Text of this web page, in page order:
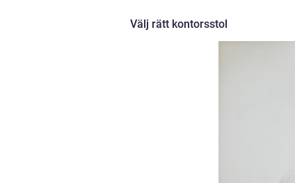
Välj rätt kontorsstol